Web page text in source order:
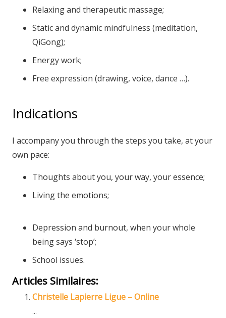
Relaxing and therapeutic massage;
Static and dynamic mindfulness (meditation,
QiGong);
Energy work;
Free expression (drawing, voice, dance …).
Indications
I accompany you through the steps you take, at your
own pace:
Thoughts about you, your way, your essence;
Living the emotions;
Depression and burnout, when your whole
being says ‘stop’;
School issues.
Articles Similaires:
Christelle Lapierre Ligue – Online
...